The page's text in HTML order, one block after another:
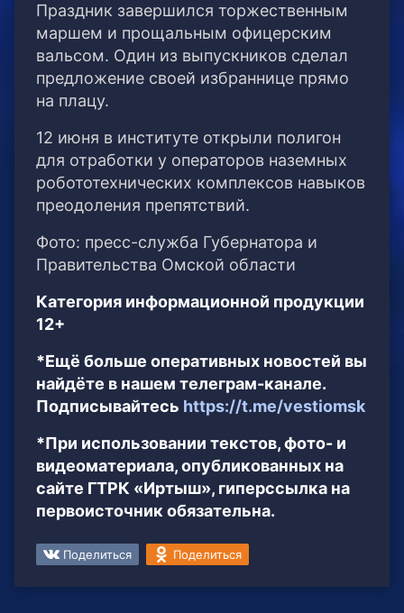
Праздник завершился торжественным
маршем и прощальным офицерским
вальсом. Один из выпускников сделал
предложение своей избраннице прямо
на плацу.
12 июня в институте открыли полигон
для отработки у операторов наземных
робототехнических комплексов навыков
преодоления препятствий.
Фото: пресс-служба Губернатора и
Правительства Омской области
Категория информационной продукции
12+
*Ещё больше оперативных новостей вы
найдёте в нашем телеграм-канале.
Подписывайтесь https://t.me/vestiomsk
*При использовании текстов, фото- и
видеоматериала, опубликованных на
сайте ГТРК «Иртыш», гиперссылка на
первоисточник обязательна.
Поделиться Поделиться